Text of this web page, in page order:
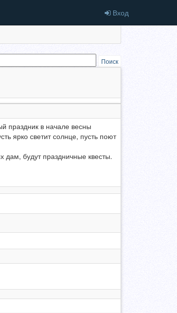
Вход
Поиск
праздник в начале весны
ярко светит солнце, пусть поют
будут праздничные квесты.